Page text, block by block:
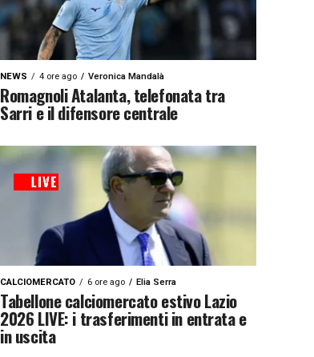
NEWS 4 ore ago Veronica Mandalà
Romagnoli Atalanta, telefonata tra
Sarri e il difensore centrale
CALCIOMERCATO 6 ore ago Elia Serra
Tabellone calciomercato estivo Lazio
2026 LIVE: i trasferimenti in entrata e
in uscita